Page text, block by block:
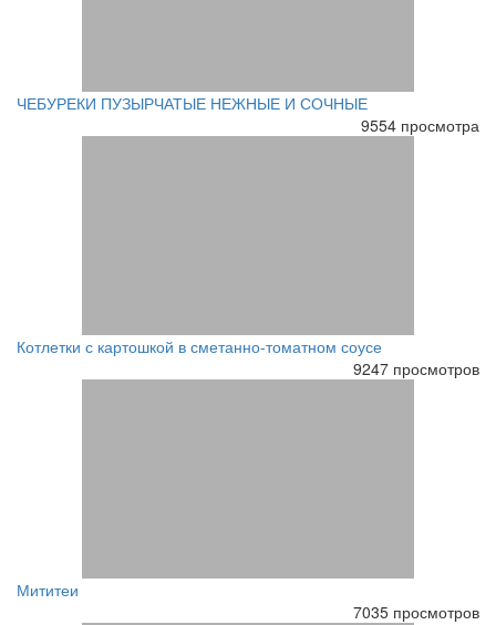
ЧЕБУРЕКИ ПУЗЫРЧАТЫЕ НЕЖНЫЕ И СОЧНЫЕ
9554 просмотра
Котлетки с картошкой в сметанно-томатном соусе
9247 просмотров
Мититеи
7035 просмотров